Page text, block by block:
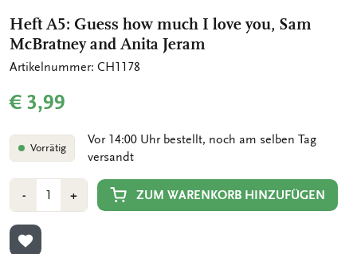
Heft A5: Guess how much I love you, Sam
McBratney and Anita Jeram
Artikelnummer: CH1178
€ 3,99
Vorrätig
Vor 14:00 Uhr bestellt, noch am selben Tag
versandt
-Min
1
Anzahl
+Plus
1
ZUM WARENKORB HINZUFÜGEN